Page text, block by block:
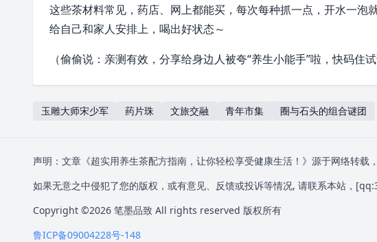
这些茶材料常见，药店、网上都能买，每次每种抓一点，开水一泡
给自己和家人安排上，喝出好状态～
（偷偷说：亲测有效，分享给身边人被夸“养生小能手”啦，快码住试
玉雕大师宋少军 药片珠 文旅交融 青年市集 圈与石头的组合谜团
声明：文章《超实用养生茶配方指南，让你轻松享受健康生活！》源于网络转载
如果无意之中侵犯了您的版权，或有意见、反馈或投诉等情况, 请联系本站，[qq:
Copyright ©2026 笔墨品致 All rights reserved 版权所有
鲁ICP备09004228号-148